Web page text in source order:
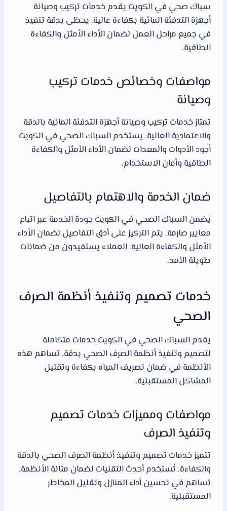
سباك صحي في الكويت يقدم خدمات تركيب وصيانة
أجهزة التدفئة المائية بكفاءة عالية. يحظى بدقة تنفيذ
في جميع مراحل العمل لضمان الأداء الأمثل والكفاءة
الطاقية.
مواصفات وخصائص خدمات تركيب
وصيانة
تمتاز خدمات تركيب وصيانة أجهزة التدفئة المائية بالدقة
والاعتمادية العالية. يستخدم السباك الصحي في الكويت
أجود الأدوات والمعدات لضمان الأداء الأمثل والكفاءة
الطاقية وأمان الاستخدام.
ضمان الخدمة والاهتمام بالتفاصيل
يضمن السباك الصحي في الكويت جودة الخدمة عبر اتباع
معايير صارمة. يتم التركيز على أدق التفاصيل لضمان الأداء
الأمثل والكفاءة العالية. العملاء يستفيدون من ضمانات
طويلة الأمد.
خدمات تصميم وتنفيذ أنظمة الصرف
الصحي
يقدم السباك الصحي في الكويت خدمات متكاملة
لتصميم وتنفيذ أنظمة الصرف الصحي بدقة. تساهم هذه
الأنظمة في ضمان تصريف المياه بكفاءة وتقليل
المشاكل المستقبلية.
مواصفات ومميزات خدمات تصميم
وتنفيذ الصرف
تتميز خدمات تصميم وتنفيذ أنظمة الصرف الصحي بالدقة
والكفاءة. تُستخدم أحدث التقنيات لضمان متانة الأنظمة.
تساهم في تحسين أداء المنازل وتقليل المخاطر
المستقبلية.